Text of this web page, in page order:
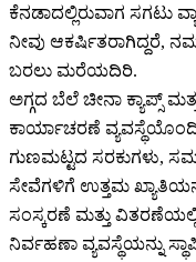
ಕೆನಡಾದಲ್ಲಿರುವಾಗ ಸಗಟು
ನೀವು ಆಕರ್ಷಿತರಾಗಿದ್ದರೆ,
ಬರಲು ಮರೆಯದಿರಿ.
ಅಗ್ಗದ ಬೆಲೆ ಚೀನಾ ಕ್ಯಾಪ್ಸ್
ಕಾರ್ಯಾಚರಣೆ
ಗುಣಮಟ್ಟದ ಸರಕುಗಳು,
ಸೇವೆಗಳಿಗೆ ಉತ್ತಮ
ಸಂಸ್ಕರಣೆ ಮತ್ತು
ನಿರ್ವಹಣಾ ವ್ಯವಸ್ಥೆಯನ್ನು